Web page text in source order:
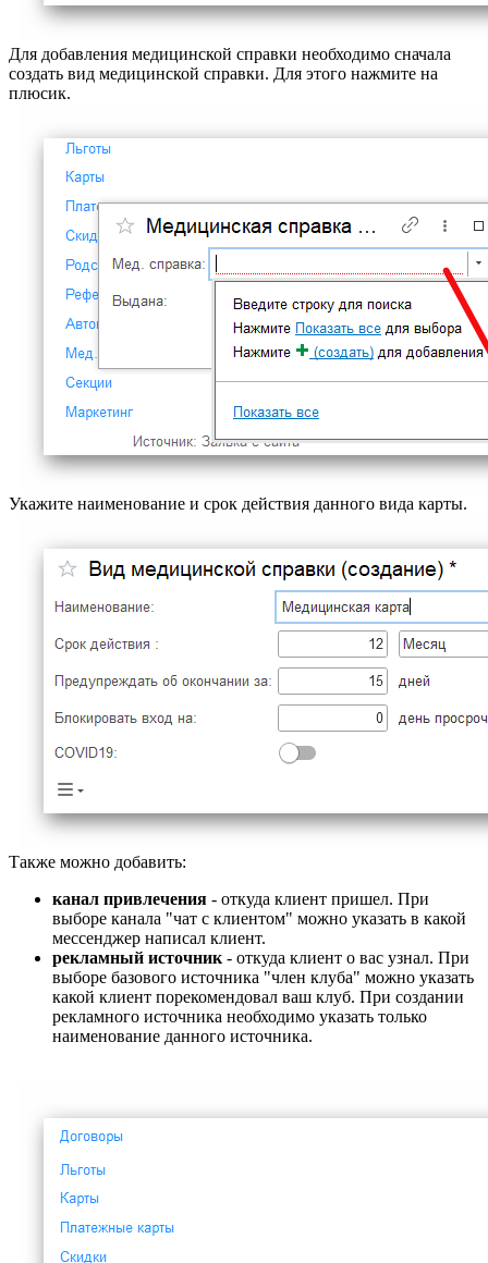
Для добавления медицинской справки необходимо сначала
создать вид медицинской справки. Для этого нажмите на
плюсик.
Укажите наименование и срок действия данного вида карты.
Также можно добавить:
канал привлечения - откуда клиент пришел. При
выборе канала "чат с клиентом" можно указать в какой
мессенджер написал клиент.
рекламный источник - откуда клиент о вас узнал. При
выборе базового источника "член клуба" можно указать
какой клиент порекомендовал ваш клуб. При создании
рекламного источника необходимо указать только
наименование данного источника.